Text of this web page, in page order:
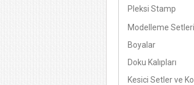
Pleksi Stamp
Modelleme
Boyalar
Doku Kalıpları
Kesici Setler ve